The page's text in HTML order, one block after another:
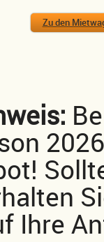
Zu den
Ihre